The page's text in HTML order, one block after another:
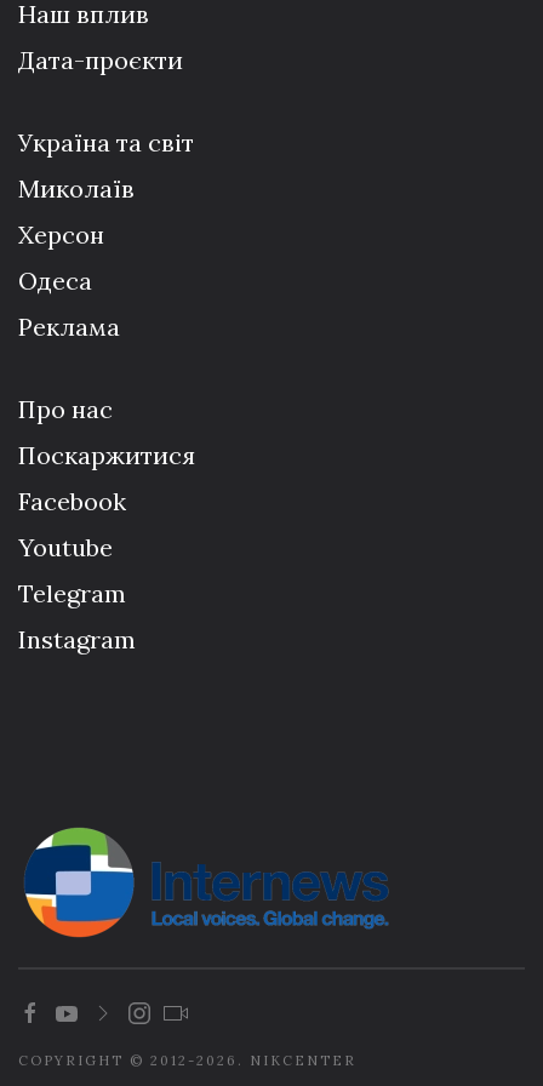
Наш вплив
Дата-проєкти
Україна та світ
Миколаїв
Херсон
Одеса
Реклама
Про нас
Поскаржитися
Facebook
Youtube
Telegram
Instagram
COPYRIGHT © 2012-2026. NIKCENTER